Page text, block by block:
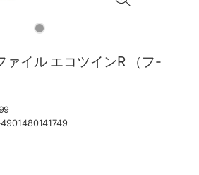
ァイル エコツインR （フ-